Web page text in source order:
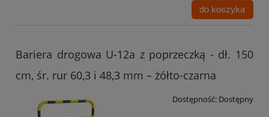
do koszyka
Bariera drogowa U-12a z poprzeczką - dł. 150
cm, śr. rur 60,3 i 48,3 mm – żółto-czarna
Dostępność: Dostępny